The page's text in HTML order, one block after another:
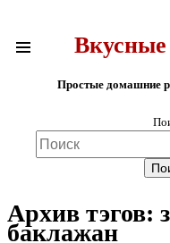
Простые домашние
Архив тэгов:
баклажан